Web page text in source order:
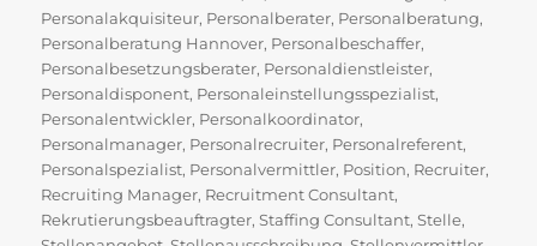
Personalakquisiteur, Personalberater, Personalberatung,
Personalberatung Hannover, Personalbeschaffer,
Personalbesetzungsberater, Personaldienstleister,
Personaldisponent, Personaleinstellungsspezialist,
Personalentwickler, Personalkoordinator,
Personalmanager, Personalrecruiter, Personalreferent,
Personalspezialist, Personalvermittler, Position, Recruiter,
Recruiting Manager, Recruitment Consultant,
Rekrutierungsbeauftragter,Staffing Consultant,Stelle,